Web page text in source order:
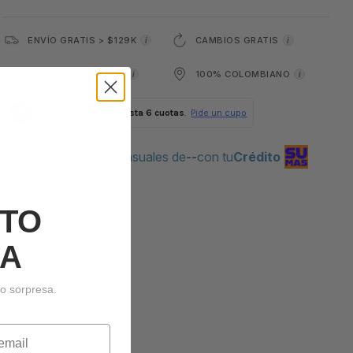
ENVÍO GRATIS > $129K i CAMBIOS GRATIS i
ENTREGAS RÁPIDAS i 100% COLOMBIANO i
cuotas mensuales de--con tuCrédito
sorpresa.